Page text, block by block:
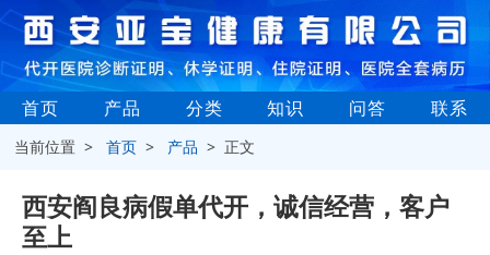
首页 产品 分类 知识 问答 联系
当前位置 >首页 > 产品 > 正文
西安阎良病假单代开，诚信经营，客户
至上